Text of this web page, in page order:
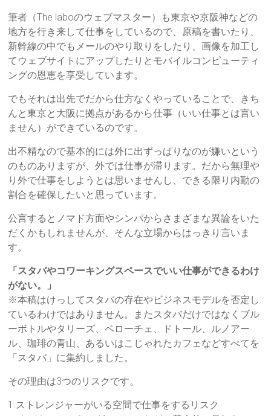
筆者（The laboのウェブマスター）も東京や京阪神などの
地方を行き来して仕事をしているので、原稿を書いたり、
新幹線の中でもメールのやり取りをしたり、画像を加工し
てウェブサイトにアップしたりとモバイルコンピューティ
ングの恩恵を享受しています。
でもそれは出先でだから仕方なくやっていることで、きち
んと東京と大阪に拠点があるから仕事（いい仕事とは言い
ません）ができているのです。
出不精なので基本的には外に出ずっぱりなのが嫌いという
のものありますが、外では仕事が滞ります。だから無理や
り外で仕事をしようとは思いませんし、できる限り内勤の
割合を確保したいと思っています。
公言するとノマド方面やシンパからさまざまな異論をいた
だくかもしれませんが、そんな立場からはっきり言いま
す。
「スタバやコワーキングスペースでいい仕事ができるわけ
がない。」
※本稿はけっしてスタバの存在やビジネスモデルを否定し
ているわけではありません。またスタバだけではなくブル
ーボトルやタリーズ、ベローチェ、ドトール、ルノアー
ル、珈琲の青山、あるいはこじゃれたカフェなどすべてを
「スタバ」に集約しました。
その理由は3つのリスクです。
1.ストレンジャーがいる空間で仕事をするリスク